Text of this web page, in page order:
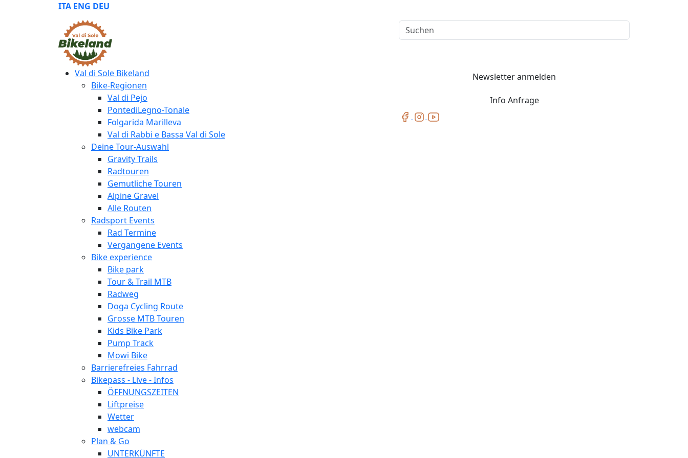
ITA ENG DEU
Suchen
Val di Sole Bikeland
Bike-Regionen
Val di Pejo
PontediLegno-Tonale
Folgarida Marilleva
Val di Rabbi e Bassa Val di Sole
Deine Tour-Auswahl
Gravity Trails
Radtouren
Gemutliche Touren
Alpine Gravel
Alle Routen
Radsport Events
Rad Termine
Vergangene Events
Bike experience
Bike park
Tour & Trail MTB
Radweg
Doga Cycling Route
Grosse MTB Touren
Kids Bike Park
Pump Track
Mowi Bike
Barrierefreies Fahrrad
Bikepass - Live - Infos
ÖFFNUNGSZEITEN
Liftpreise
Wetter
webcam
Plan & Go
UNTERKÜNFTE
Newsletter anmelden
Info Anfrage